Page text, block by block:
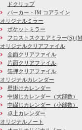
ドクリップ
パーカー・IM コアライン
オリジナルミラー
ポケットミラー
フロストスクエアミラー(S)
オリジナルクリアファイル
全面クリアファイル
片面クリアファイル
箔押クリアファイル
オリジナルカレンダー
壁掛けカレンダー
中綴じカレンダー（大部数）
中綴じカレンダー（小部数）
卓上カレンダー
オリジナルノート